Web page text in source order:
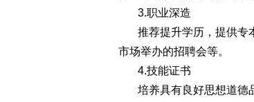
3.职业深造
推荐提升学历，提供专
市场举办的招聘会等。
4.技能证书
培养具有良好思想道德